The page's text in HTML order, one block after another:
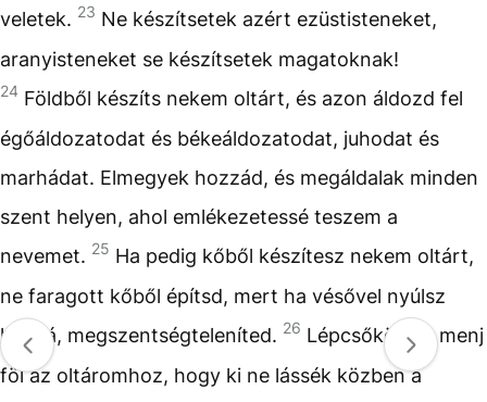
veletek. 23 Ne készítsetek azért ezüstisteneket,
aranyisteneket se készítsetek magatoknak!
24 Földből készíts nekem oltárt, és azon áldozd fel
égőáldozatodat és békeáldozatodat, juhodat és
marhádat. Elmegyek hozzád, és megáldalak minden
szent helyen, ahol emlékezetessé teszem a
nevemet. 25 Ha pedig kőből készítesz nekem oltárt,
ne faragott kőből építsd, mert ha vésővel nyúlsz
hozzá, megszentségteleníted. 26 Lépcsőkön se menj
föl az oltáromhoz, hogy ki ne lássék közben a